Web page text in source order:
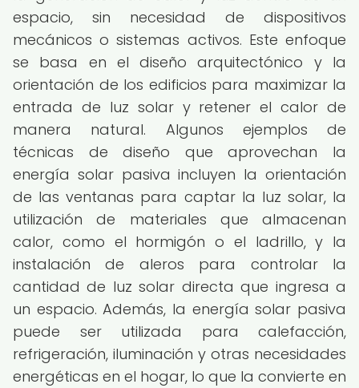
espacio, sin necesidad de dispositivos
mecánicos o sistemas activos. Este enfoque
se basa en el diseño arquitectónico y la
orientación de los edificios para maximizar la
entrada de luz solar y retener el calor de
manera natural. Algunos ejemplos de
técnicas de diseño que aprovechan la
energía solar pasiva incluyen la orientación
de las ventanas para captar la luz solar, la
utilización de materiales que almacenan
calor, como el hormigón o el ladrillo, y la
instalación de aleros para controlar la
cantidad de luz solar directa que ingresa a
un espacio. Además, la energía solar pasiva
puede ser utilizada para calefacción,
refrigeración, iluminación y otras necesidades
energéticas en el hogar, lo que la convierte en